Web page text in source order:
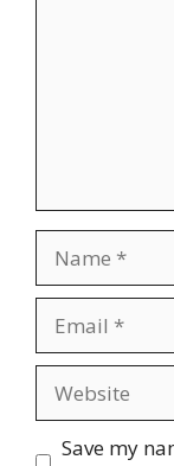
Save my